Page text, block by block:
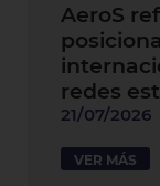
AeroS
redes
21/07/2026
VER MÁS